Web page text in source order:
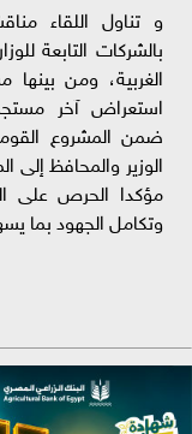
و تناول اللقاء
بالشركات التابعة
الغربية، ومن
استعراض آخر
ضمن المشروع
الوزير والمحافظ إلى
مؤكدا الحرص على
وتكامل الجهود بما